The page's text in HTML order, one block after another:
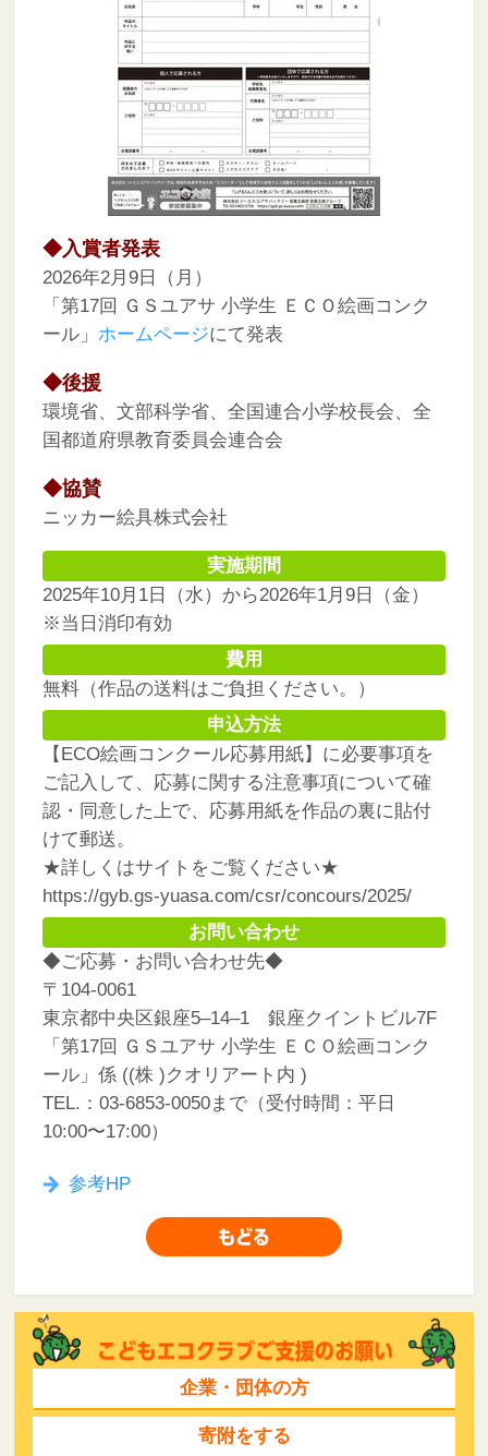
◆入賞者発表
2026年2月9日（月）
「第17回 ＧＳユアサ 小学生 ＥＣＯ絵画コンク
ール」 ホームページにて発表
◆後援
環境省、文部科学省、全国連合小学校長会、全
国都道府県教育委員会連合会
◆協賛
ニッカー絵具株式会社
実施期間
2025年10月1日（水）から2026年1月9日（金）
※当日消印有効
費用
無料（作品の送料はご負担ください。）
申込方法
【ECO絵画コンクール応募用紙】に必要事項を
ご記入して、応募に関する注意事項について確
認・同意した上で、応募用紙を作品の裏に貼付
けて郵送。
★詳しくはサイトをご覧ください★
https://gyb.gs-yuasa.com/csr/concours/2025/
お問い合わせ
◆ご応募・お問い合わせ先◆
〒104-0061
東京都中央区銀座5–14–1 銀座クイントビル7F
「第17回 ＧＳユアサ 小学生 ＥＣＯ絵画コンク
ール」係 ((株 )クオリアート内 )
TEL.：03-6853-0050まで（受付時間：平日
10:00〜17:00）
参考HP
企業・団体の方
寄附をする